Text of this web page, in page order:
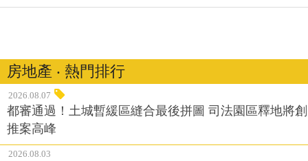
房地產 ‧ 熱門排行
2026.08.07
都審通過！土城暫緩區縫合最後拼圖 司法園區釋地將創
推案高峰
2026.08.03